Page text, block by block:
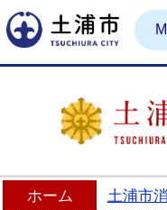
土浦
ホーム 土浦市